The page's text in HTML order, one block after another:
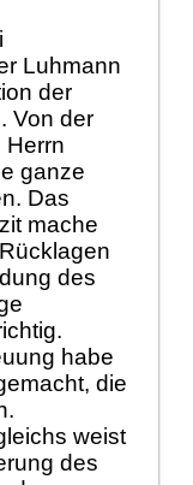
Luhmann
der
Von der
Herrn
ganze
Das
mache
des
habe
die
weist
des